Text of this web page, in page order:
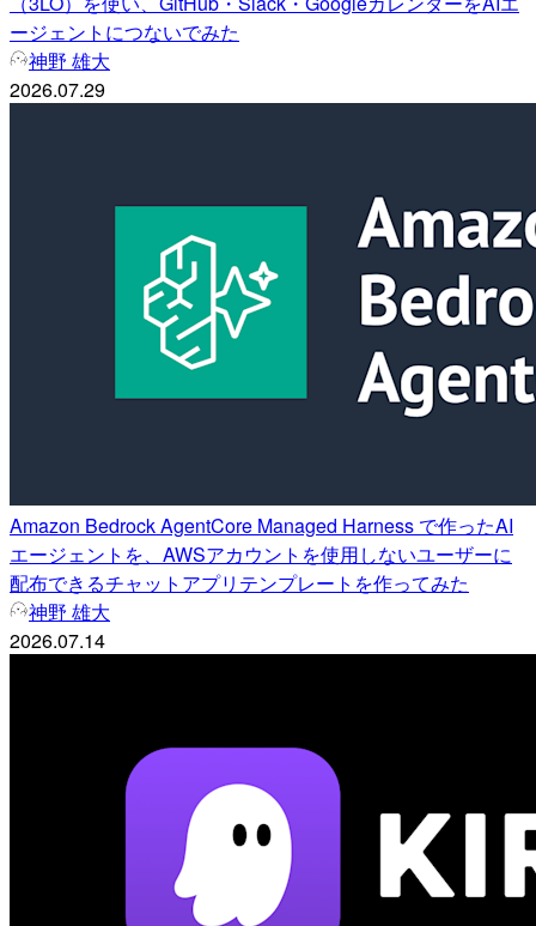
ージェントにつないでみた
神野 雄大
2026.07.29
Amazon Bedrock AgentCore Managed Harness で作ったAI
エージェントを、AWSアカウントを使用しないユーザーに
配布できるチャットアプリテンプレートを作ってみた
神野 雄大
2026.07.14